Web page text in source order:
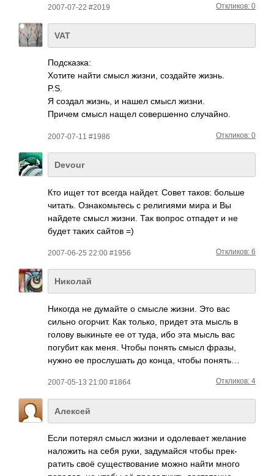
2007-07-22 #2019 Откликов: 0
VAT
Подс­казка:
Хотите найти смысл жизни, созд­айте жизнь.
P.S.
Я создал жизнь, и нашел смысл жизни.
Причем смысл нащел сове­ршенно случ­айно.
2007-07-11 #1986 Откликов: 0
Devour
Кто ищет тот всегда найдет. Cовет таков: больше
читать. Ознакомьтесь с религиями мира и Вы
найдете смысл жизни. Так вопрос отпадет и не
будет таких сайтов =)
2007-06-25 22:00 #1956 Откликов: 6
Николай
Никогда не думайте о смысле жизни. Это вас
сильно огорчит. Как только, придет эта мысль в
голову выкиньте ее от туда, ибо эта мысль вас
погубит как меня. Чтобы понять смысл фразы,
нужно ее прослушать до конца, чтобы понять…
2007-05-13 21:00 #1864 Откликов: 4
Алексей
Если потерял смысл жизни и одол­евает желание
нало­жить на себя руки, заду­майся чтобы прек­
ратить своё суще­ство­вание можно найти много